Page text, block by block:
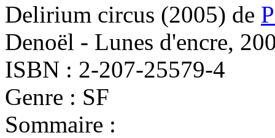
Delirium circus (2005) de
Denoël - Lunes d'encre,
ISBN : 2-207-25579-4
Genre : SF
Sommaire :